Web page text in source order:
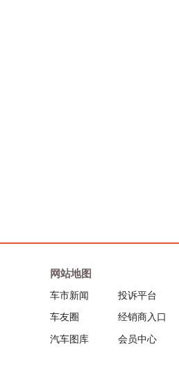
网站地图
车市新闻 投诉平台
车友圈
经销商入口
汽车图库
会员中心